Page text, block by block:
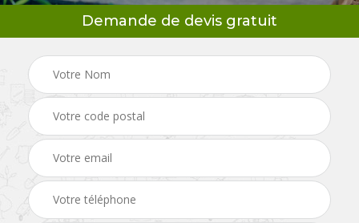
Demande de devis gratuit